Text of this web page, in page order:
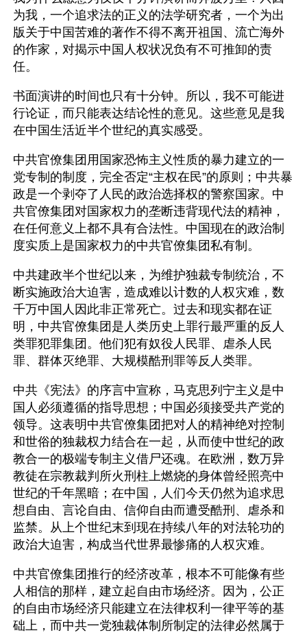
为我，一个追求法的正义的法学研究者，一个为出
版关于中国苦难的著作不得不离开祖国、流亡海外
的作家，对揭示中国人权状况负有不可推卸的责
任。
书面演讲的时间也只有十分钟。所以，我不可能进
行论证，而只能表达结论性的意见。这些意见是我
在中国生活近半个世纪的真实感受。
中共官僚集团用国家恐怖主义性质的暴力建立的一
党专制的制度，完全否定“主权在民”的原则；中共暴
政是一个剥夺了人民的政治选择权的警察国家。中
共官僚集团对国家权力的垄断违背现代法的精神，
在任何意义上都不具有合法性。中国现在的政治制
度实质上是国家权力的中共官僚集团私有制。
中共建政半个世纪以来，为维护独裁专制统治，不
断实施政治大迫害，造成难以计数的人权灾难，数
千万中国人因此非正常死亡。过去和现实都在证
明，中共官僚集团是人类历史上罪行最严重的反人
类罪犯罪集团。他们犯有奴役人民罪、虐杀人民
罪、群体灭绝罪、大规模酷刑罪等反人类罪。
中共《宪法》的序言中宣称，马克思列宁主义是中
国人必须遵循的指导思想；中国必须接受共产党的
领导。这表明中共官僚集团把对人的精神绝对控制
和世俗的独裁权力结合在一起，从而使中世纪的政
教合一的极端专制主义借尸还魂。在欧洲，数万异
教徒在宗教裁判所火刑柱上燃烧的身体曾经照亮中
世纪的千年黑暗；在中国，人们今天仍然为追求思
想自由、言论自由、信仰自由而遭受酷刑、虐杀和
监禁。从上个世纪末到现在持续八年的对法轮功的
政治大迫害，构成当代世界最惨痛的人权灾难。
中共官僚集团推行的经济改革，根本不可能像有些
人相信的那样，建立起自由市场经济。因为，公正
的自由市场经济只能建立在法律权利一律平等的基
础上，而中共一党独裁体制所制定的法律必然属于